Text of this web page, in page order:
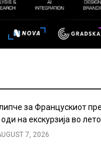
за Францускиот
оди на екскурзија во
7, 2026